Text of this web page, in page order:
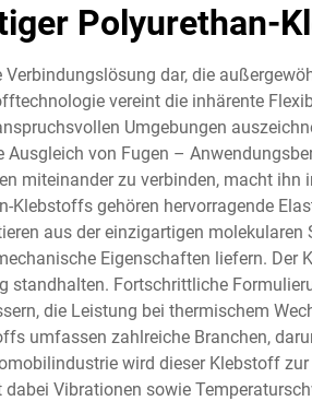
Polyurethan-
dar, die
vereint die inhärente
Umgebungen
von Fugen –
miteinander zu verbinden, macht
gehören hervorragende
aus der einzigartigen
Eigenschaften liefern.
standhalten. Fortschrittliche
die Leistung bei thermischem
umfassen zahlreiche Branchen,
wird dieser Klebstoff
Vibrationen sowie